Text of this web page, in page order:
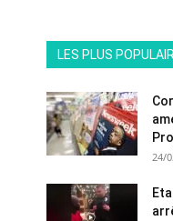
LES PLUS
24/